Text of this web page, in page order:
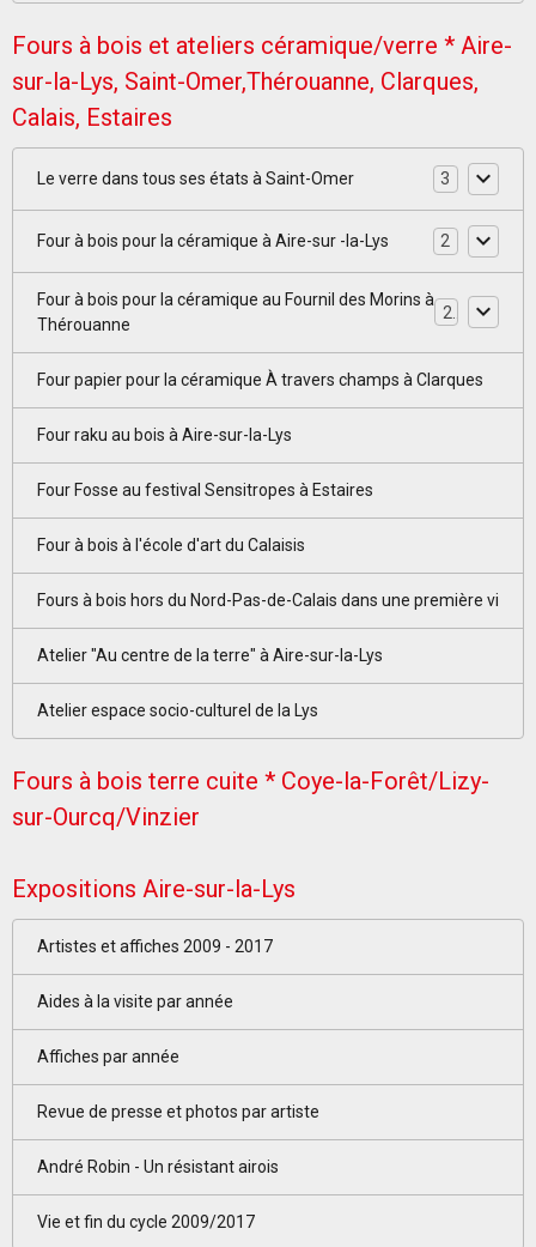
Fours à bois et ateliers céramique/verre * Aire-
sur-la-Lys, Saint-Omer,Thérouanne, Clarques,
Calais, Estaires
Le verre dans tous ses états à Saint-Omer 3
Four à bois pour la céramique à Aire-sur -la-Lys 2
Four à bois pour la céramique au Fournil des Morins à
Thérouanne
Four papier pour la céramique À travers champs à Clarques
Four raku au bois à Aire-sur-la-Lys
Four Fosse au festival Sensitropes à Estaires
Four à bois à l'école d'art du Calaisis
Fours à bois hors du Nord-Pas-de-Calais dans une première vi
Atelier "Au centre de la terre" à Aire-sur-la-Lys
Atelier espace socio-culturel de la Lys
Fours à bois terre cuite * Coye-la-Forêt/Lizy-
sur-Ourcq/Vinzier
Expositions Aire-sur-la-Lys
Artistes et affiches 2009 - 2017
Aides à la visite par année
Affiches par année
Revue de presse et photos par artiste
André Robin - Un résistant airois
Vie et fin du cycle 2009/2017